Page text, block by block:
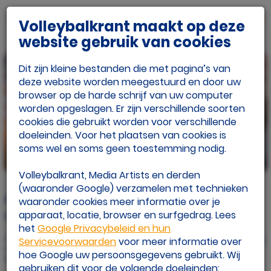
beeld: Ronald Hoogendoorn
Apollo 8 wint tweede beker in
clubgeschiedenis
Gepubliceerd op
ma 01 apr. 2024
Door: Eline Draaisma
Volleybalkrant maakt op deze
website gebruik van cookies
Dit zijn kleine bestanden die met pagina’s van
deze website worden meegestuurd en door uw
browser op de harde schrijf van uw computer
worden opgeslagen. Er zijn verschillende soorten
cookies die gebruikt worden voor verschillende
doeleinden. Voor het plaatsen van cookies is
soms wel en soms geen toestemming nodig.
Volleybalkrant, Media Artists en derden
(waaronder Google) verzamelen met technieken
waaronder cookies meer informatie over je
apparaat, locatie, browser en surfgedrag. Lees
het Google Privacybeleid en hun
Servicevoorwaardenvoor meer informatie over
hoe Google uw persoonsgegevens gebruikt. Wij